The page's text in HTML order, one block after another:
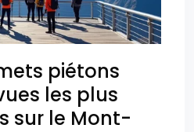
piétons
les plus
sur le Mont-